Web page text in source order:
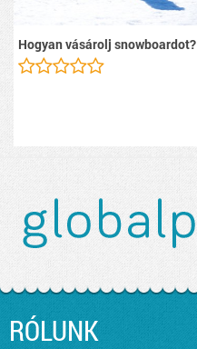
Hogyan vásárolj snowboardot?
RÓLUNK